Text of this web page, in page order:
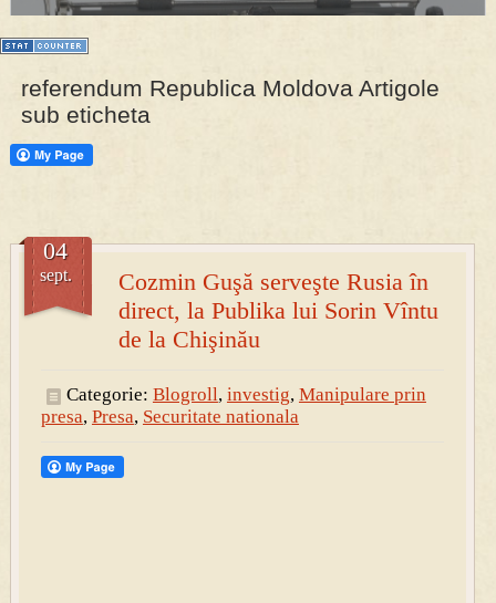
PRESA
referendum Republica Moldova Artigole
sub eticheta
Cozmin Guşă serveşte Rusia în
direct, la Publika lui Sorin Vîntu
de la Chişinău
04
sept.
Categorie: Blogroll, investig, Manipulare prin
presa, Presa, Securitate nationala